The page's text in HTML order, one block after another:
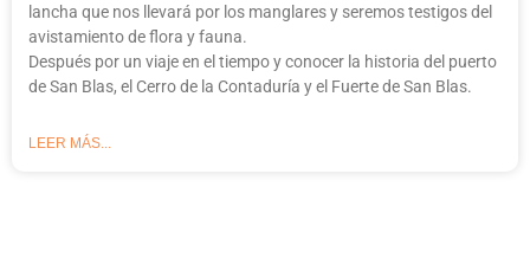
lancha que nos llevará por los manglares y seremos testigos del
avistamiento de flora y fauna.
Después por un viaje en el tiempo y conocer la historia del puerto
de San Blas, el Cerro de la Contaduría y el Fuerte de San Blas.
LEER MÁS...